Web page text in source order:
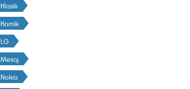
Klasik
Komik
LG
Mesaj
Nokia